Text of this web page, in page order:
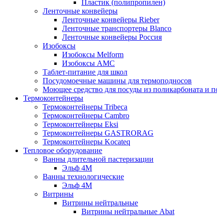
Пластик (полипропилен)
Ленточные конвейеры
Ленточные конвейеры Rieber
Ленточные транспортеры Blanco
Ленточные конвейеры Россия
Изобоксы
Изобоксы Melform
Изобоксы AMC
Таблет-питание для школ
Посудомоечные машины для термоподносов
Моющее средство для посуды из поликарбоната и
Термоконтейнеры
Термоконтейнеры Tribeca
Термоконтейнеры Cambro
Термоконтейнеры Eksi
Термоконтейнеры GASTRORAG
Термоконтейнеры Kocateq
Тепловое оборудование
Ванны длительной пастеризации
Эльф 4М
Ванны технологические
Эльф 4М
Витрины
Витрины нейтральные
Витрины нейтральные Abat